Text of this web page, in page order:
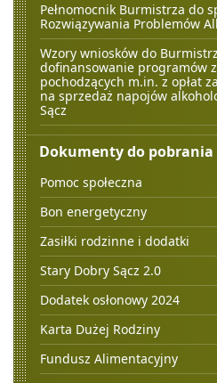
Pełnomocnik Burmistrza do
Rozwiązywania Problemów
Wzory wniosków do
dofinansowanie programów
pochodzących m.in. z opłat
na sprzedaż napojów
Sącz
Dokumenty do pobrania
Pomoc społeczna
Bon energetyczny
Zasiłki rodzinne i dodatki
Stary Dobry Sącz 2.0
Dodatek osłonowy 2024
Karta Dużej Rodziny
Fundusz Alimentacyjny